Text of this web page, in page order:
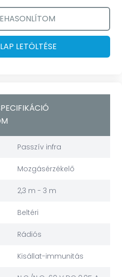
LETÖLTÉSE
Passzív infra
Mozgásérzékelő
2,3 m - 3 m
Beltéri
Rádiós
Kisállat-immunitás